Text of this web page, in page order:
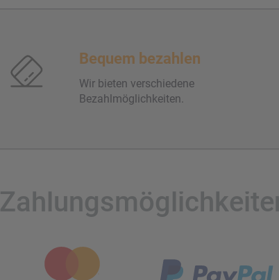
Bequem bezahlen
Wir bieten verschiedene
Bezahlmöglichkeiten.